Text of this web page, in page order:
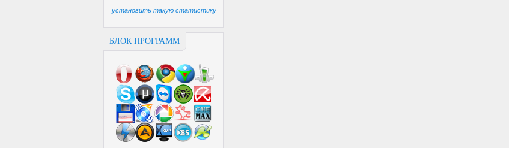
установить такую статистику
БЛОК ПРОГРАММ